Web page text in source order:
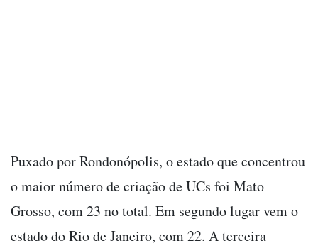
Puxado por Rondonópolis, o estado que concentrou
o maior número de criação de UCs foi Mato
Grosso, com 23 no total. Em segundo lugar vem o
estado do Rio de Janeiro, com 22. A terceira